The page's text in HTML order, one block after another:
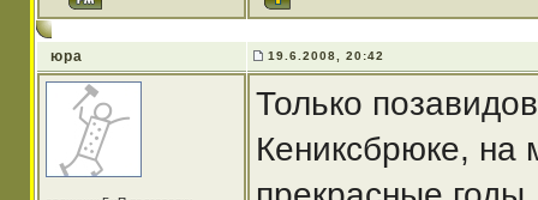
юра 19.6.2008, 20:42
Только
Кениксбрюке, на